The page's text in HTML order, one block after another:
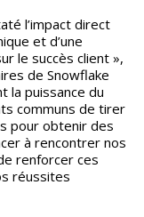
l’impact direct
et d’une
le succès client »,
de Snowflake
la puissance du
communs de tirer
pour obtenir des
à rencontrer nos
renforcer ces
réussites